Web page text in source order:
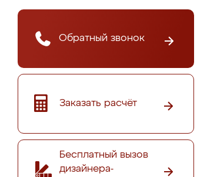
Обратный звонок
Заказать расчёт
Бесплатный вызов
дизайнера-